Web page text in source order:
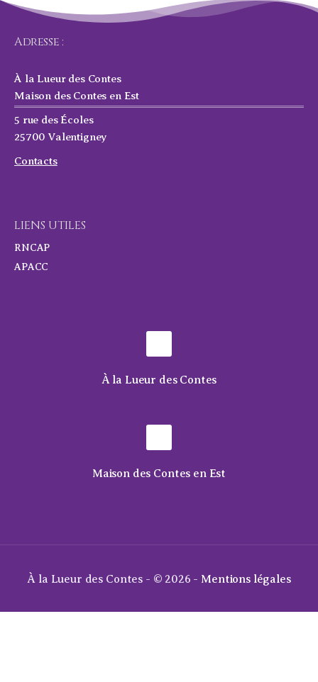
Adresse :
À la Lueur des Contes
Maison des Contes en Est
5 rue des Écoles
25700 Valentigney
Contacts
LIENS UTILES
RNCAP
APACC
À la Lueur des Contes
Maison des Contes en Est
À la Lueur des Contes - © 2026 - Mentions légales